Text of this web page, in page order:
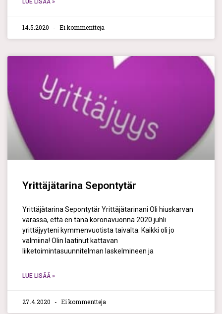
14.5.2020 Ei kommentteja
Yrittäjätarina Sepontytär
Yrittäjätarina Sepontytär Yrittäjätarinani Oli hiuskarvan
varassa, että en tänä koronavuonna 2020 juhli
yrittäjyyteni kymmenvuotista taivalta. Kaikki oli jo
valmiina! Olin laatinut kattavan
liiketoimintasuunnitelman laskelmineen ja
LUE LISÄÄ »
27.4.2020 Ei kommentteja